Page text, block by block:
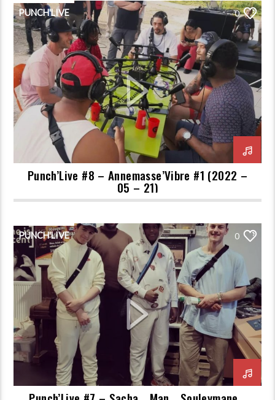
PUNCH'LIVE 0
Punch’Live #8 – Annemasse’Vibre #1 (2022 –
05 – 21)
PUNCH'LIVE 0